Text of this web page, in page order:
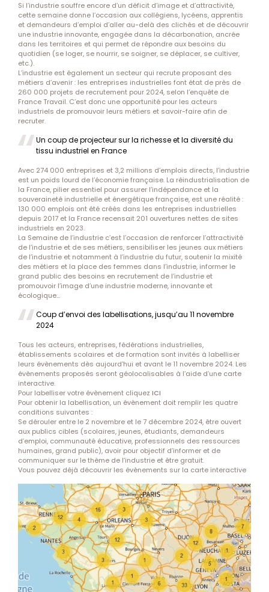
Si l’industrie souffre encore d’un déficit d’image et d’attractivité,
cette semaine donne l’occasion aux collégiens, lycéens, apprentis
et demandeurs d’emploi d’aller au-delà des clichés et de découvrir
une industrie innovante, engagée dans la décarbonation, ancrée
dans les territoires et qui permet de répondre aux besoins du
quotidien (se loger, se nourrir, se soigner, se déplacer, se cultiver,
etc.).
L’industrie est également un secteur qui recrute proposant des
métiers d’avenir : les entreprises industrielles font état de près de
260 000 projets de recrutement pour 2024, selon l’enquête de
France Travail. C’est donc une opportunité pour les acteurs
industriels de promouvoir leurs métiers et savoir-faire afin de
recruter.
Un coup de projecteur sur la richesse et la diversité du
tissu industriel en France
Avec 274 000 entreprises et 3,2 millions d’emplois directs, l’industrie
est un poids lourd de l’économie française. La réindustrialisation de
la France, pilier essentiel pour assurer l’indépendance et la
souveraineté industrielle et énergétique française, est une réalité :
130 000 emplois ont été créés dans les entreprises industrielles
depuis 2017 et la France recensait 201 ouvertures nettes de sites
industriels en 2023.
La Semaine de l’industrie c’est l’occasion de renforcer l’attractivité
de l’industrie et de ses métiers, sensibiliser les jeunes aux métiers
de l’industrie et notamment à l’industrie du futur, soutenir la mixité
des métiers et la place des femmes dans l’industrie, informer le
grand public des besoins en recrutement de l’industrie et
promouvoir l’image d’une industrie moderne, innovante et
écologique…
Coup d’envoi des labellisations, jusqu’au 11 novembre
2024
Tous les acteurs, entreprises, fédérations industrielles,
établissements scolaires et de formation sont invités à labelliser
leurs évènements dès aujourd’hui et avant le 11 novembre 2024. Les
évènements proposés seront géolocalisables à l’aide d’une carte
interactive.
Pour labelliser votre évènement cliquez ICI
Pour obtenir la labellisation, un évènement doit remplir les quatre
conditions suivantes :
Se dérouler entre le 2 novembre et le 7 décembre 2024, être ouvert
aux publics cibles (scolaires, jeunes, étudiants, demandeurs
d’emploi, communauté éducative, professionnels des ressources
humaines, grand public), avoir pour objectif d’informer et de
communiquer sur le thème de l’industrie et être gratuit.
Vous pouvez déjà découvrir les évènements sur la carte interactive